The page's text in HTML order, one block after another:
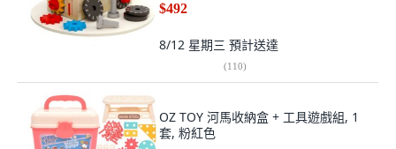
$492
8/12 星期三 預計送達
(110)
OZ TOY 河馬收納盒 + 工具遊戲組, 1
套, 粉紅色